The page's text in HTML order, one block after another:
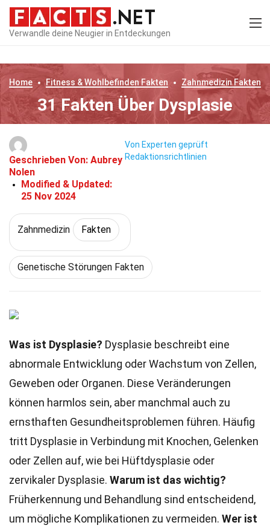
Verwandle deine Neugier in Entdeckungen
Home Fitness & Wohlbefinden Fakten ZahnmedizinFakten
31 Fakten Über Dysplasie
Geschrieben Von: Aubrey
Nolen
Modified & Updated:
25 Nov 2024
Von Experten geprüft
Redaktionsrichtlinien
Zahnmedizin Fakten
Genetische Störungen Fakten
Was ist Dysplasie? Dysplasie beschreibt eine
abnormale Entwicklung oder Wachstum von Zellen,
Geweben oder Organen. Diese Veränderungen
können harmlos sein, aber manchmal auch zu
ernsthaften Gesundheitsproblemen führen. Häufig
tritt Dysplasie in Verbindung mit Knochen, Gelenken
oder Zellen auf, wie bei Hüftdysplasie oder
zervikaler Dysplasie. Warum ist das wichtig?
Früherkennung und Behandlung sind entscheidend,
um mögliche Komplikationen zu vermeiden. Wer ist